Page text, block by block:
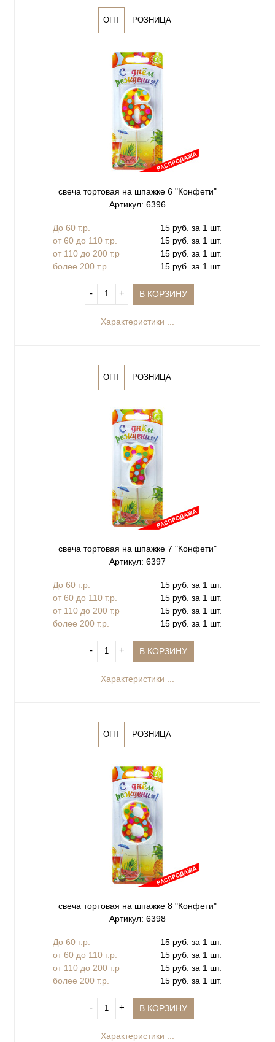
ОПТ РОЗНИЦА
свеча тортовая на шпажке 6 "Конфети"
Артикул: 6396
До 60 т.р.
15 руб. за 1 шт.
от 60 до 110 т.р.
15 руб. за 1 шт.
от 110 до 200 т.р
15 руб. за 1 шт.
более 200 т.р.
15 руб. за 1 шт.
‐ + В КОРЗИНУ
Характеристики ...
ОПТ РОЗНИЦА
свеча тортовая на шпажке 7 "Конфети"
Артикул: 6397
До 60 т.р.
15 руб. за 1 шт.
от 60 до 110 т.р.
15 руб. за 1 шт.
от 110 до 200 т.р
15 руб. за 1 шт.
более 200 т.р.
15 руб. за 1 шт.
‐ + В КОРЗИНУ
Характеристики ...
ОПТ РОЗНИЦА
свеча тортовая на шпажке 8 "Конфети"
Артикул: 6398
До 60 т.р.
15 руб. за 1 шт.
от 60 до 110 т.р.
15 руб. за 1 шт.
от 110 до 200 т.р
15 руб. за 1 шт.
более 200 т.р.
15 руб. за 1 шт.
‐ + В КОРЗИНУ
Характеристики ...